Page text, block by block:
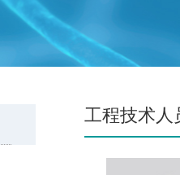
工程技术人